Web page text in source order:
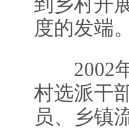
度的发端。
2002年
村选派干
员、乡镇